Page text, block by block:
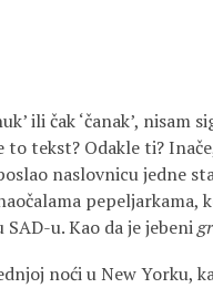
ili čak ‘čanak’,
to tekst? Odakle ti?
naslovnicu jedne
u. Kao da je jebeni
noći u New Yorku,